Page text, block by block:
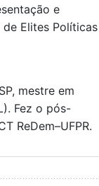
e
Elites Políticas
mestre em
Fez o pós-
ReDem–UFPR.